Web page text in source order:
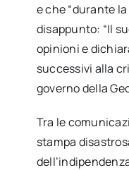
e che “durante
disappunto: “Il
opinioni e
successivi alla
governo della
Tra le
stampa